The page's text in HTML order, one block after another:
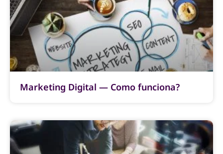
Marketing Digital — Como funciona?